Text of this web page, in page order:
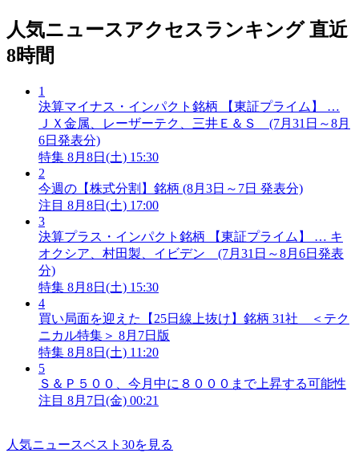
人気ニュースアクセスランキング 直近
8時間
1
決算マイナス・インパクト銘柄 【東証プライム】 …
ＪＸ金属、レーザーテク、三井Ｅ＆Ｓ (7月31日～8月
6日発表分)
特集 8月8日(土) 15:30
2
今週の【株式分割】銘柄 (8月3日～7日 発表分)
注目 8月8日(土) 17:00
3
決算プラス・インパクト銘柄 【東証プライム】 … キ
オクシア、村田製、イビデン (7月31日～8月6日発表
分)
特集 8月8日(土) 15:30
4
買い局面を迎えた【25日線上抜け】銘柄 31社 ＜テク
ニカル特集＞ 8月7日版
特集 8月8日(土) 11:20
5
Ｓ＆Ｐ５００、今月中に８０００まで上昇する可能性
注目 8月7日(金) 00:21
人気ニュースベスト30を見る